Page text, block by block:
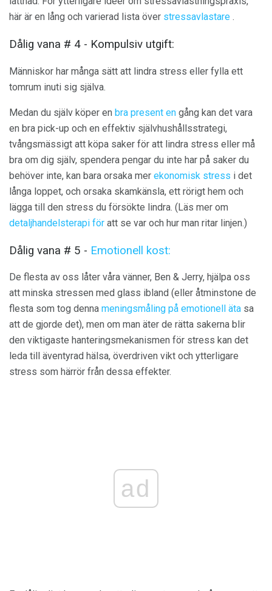
här är en lång och varierad lista över stressavlastare .
Dålig vana # 4 - Kompulsiv utgift:
Människor har många sätt att lindra stress eller fylla ett
tomrum inuti sig själva.
Medan du själv köper en bra present en gång kan det vara
en bra pick-up och en effektiv självhushållsstrategi,
tvångsmässigt att köpa saker för att lindra stress eller må
bra om dig själv, spendera pengar du inte har på saker du
behöver inte, kan bara orsaka mer ekonomisk stress i det
långa loppet, och orsaka skamkänsla, ett rörigt hem och
lägga till den stress du försökte lindra. (Läs mer om
detaljhandelsterapi för att se var och hur man ritar linjen.)
Dålig vana # 5 - Emotionell kost:
De flesta av oss låter våra vänner, Ben & Jerry, hjälpa oss
att minska stressen med glass ibland (eller åtminstone de
flesta som tog denna meningsmåling på emotionell äta sa
att de gjorde det), men om man äter de rätta sakerna blir
den viktigaste hanteringsmekanismen för stress kan det
leda till äventyrad hälsa, överdriven vikt och ytterligare
stress som härrör från dessa effekter.
ad